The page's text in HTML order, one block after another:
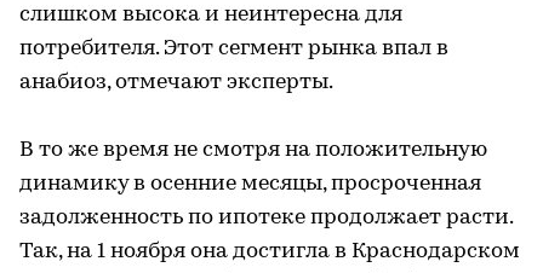
слишком высока и неинтересна для
потребителя. Этот сегмент рынка впал в
анабиоз, отмечают эксперты.
В то же время не смотря на положительную
динамику в осенние месяцы, просроченная
задолженность по ипотеке продолжает расти.
Так, на 1 ноября она достигла в Краснодарском